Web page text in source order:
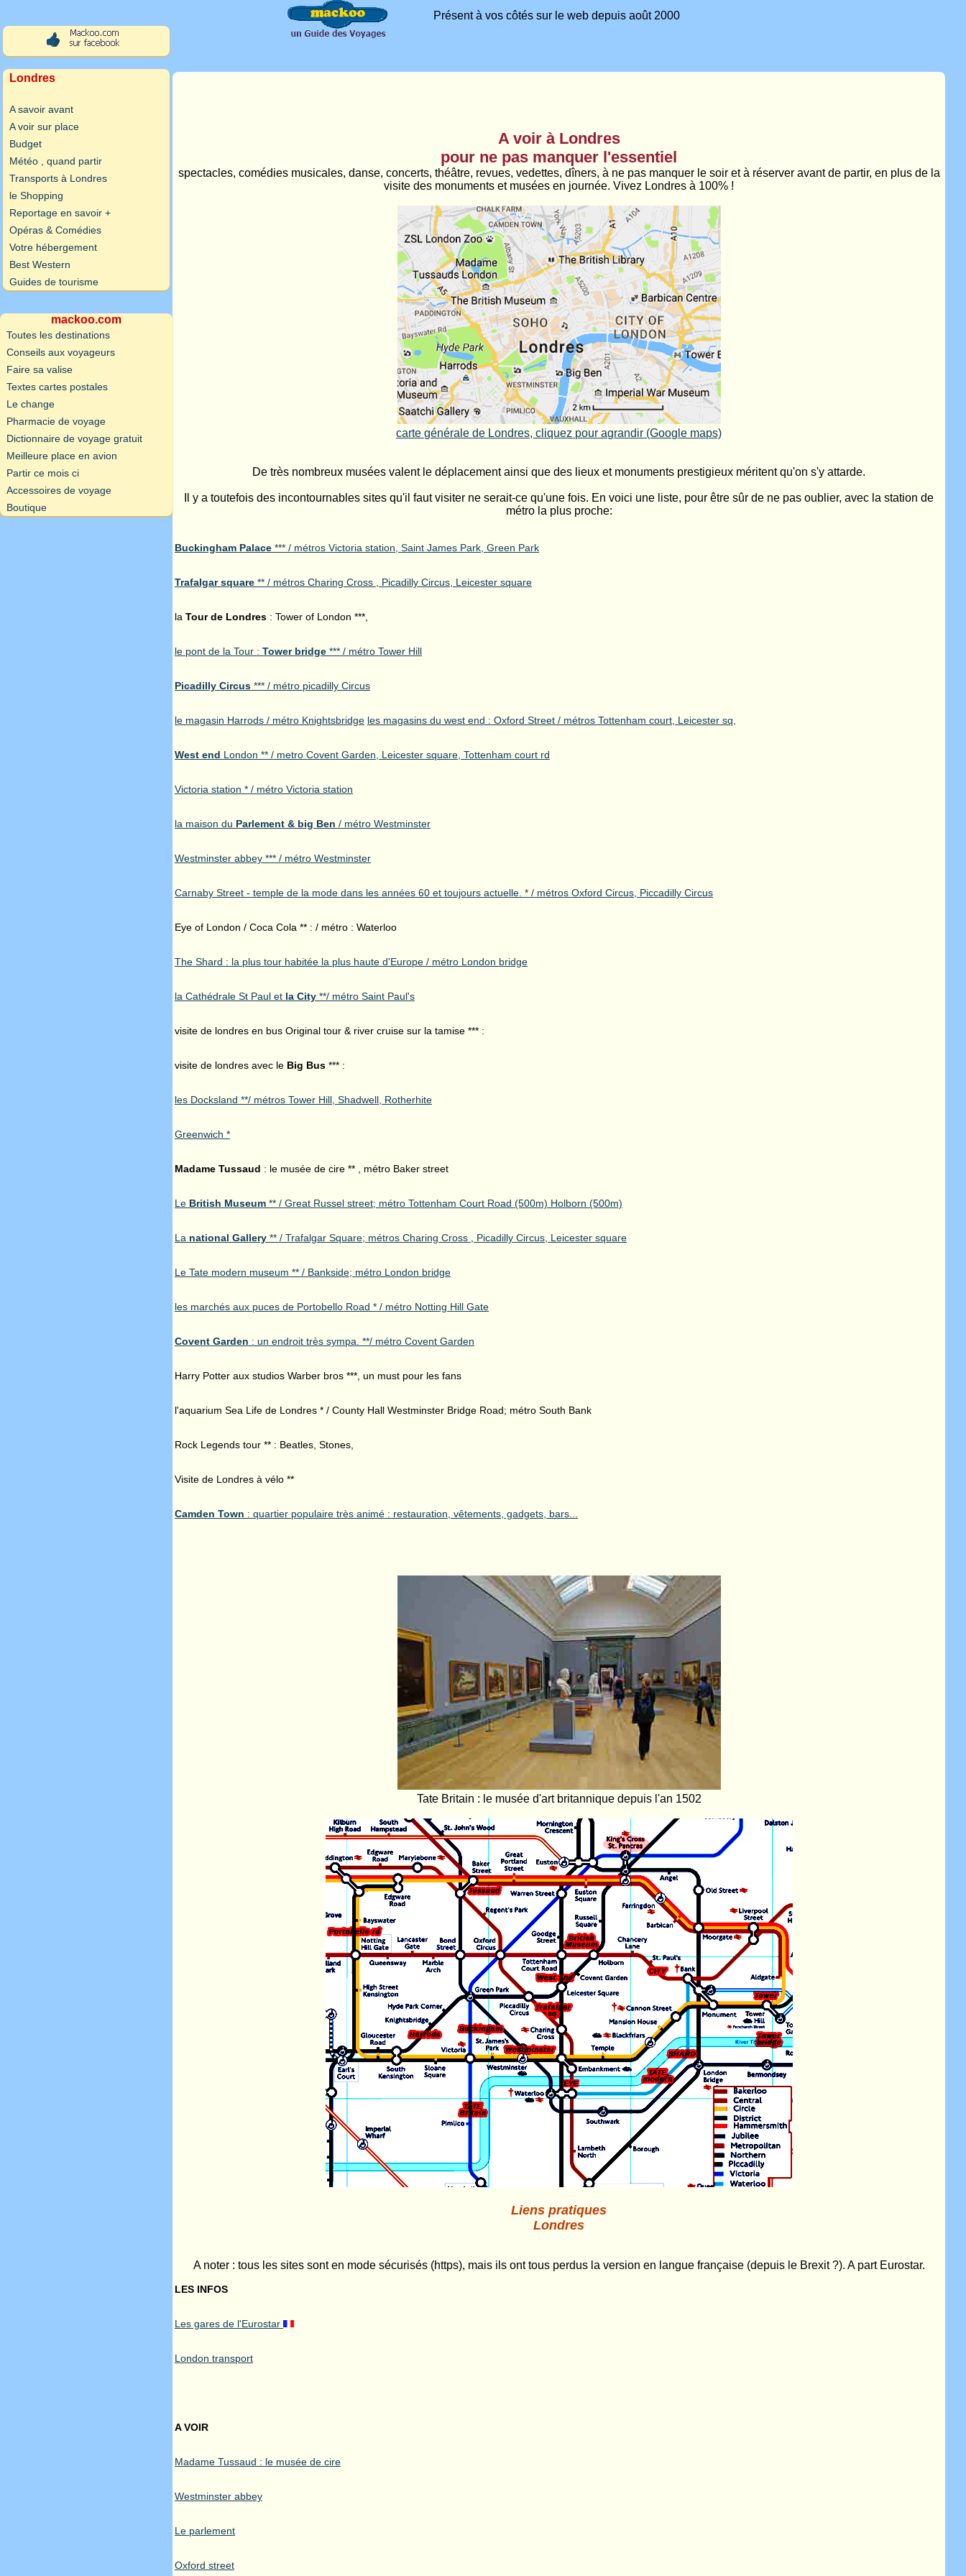
A voir à Londres
pour ne pas manquer l'essentiel
spectacles, comédies musicales, danse, concerts, théâtre, revues, vedettes, dîners, à ne pas manquer le soir et à réserver avant de partir, en plus de la
visite des monuments et musées en journée. Vivez Londres à 100% !
carte générale de Londres, cliquez pour agrandir (Google maps)
De très nombreux musées valent le déplacement ainsi que des lieux et monuments prestigieux méritent qu'on s'y attarde.
Il y a toutefois des incontournables sites qu'il faut visiter ne serait-ce qu'une fois. En voici une liste, pour être sûr de ne pas oublier, avec la station de
métro la plus proche:
Buckingham Palace *** / métros Victoria station, Saint James Park, Green Park
Trafalgar square ** / métros Charing Cross , Picadilly Circus, Leicester square
la Tour de Londres : Tower of London ***,
le pont de la Tour : Tower bridge *** / métro Tower Hill
Picadilly Circus *** / métro picadilly Circus
le magasin Harrods / métro Knightsbridge les magasins du west end : Oxford Street / métros Tottenham court, Leicester sq,
West end London ** / metro Covent Garden, Leicester square, Tottenham court rd
Victoria station * / métro Victoria station
la maison du Parlement & big Ben / métro Westminster
Westminster abbey *** / métro Westminster
Carnaby Street - temple de la mode dans les années 60 et toujours actuelle. * / métros Oxford Circus, Piccadilly Circus
Eye of London / Coca Cola ** : / métro : Waterloo
The Shard : la plus tour habitée la plus haute d'Europe / métro London bridge
la Cathédrale St Paul et la City **/ métro Saint Paul's
visite de londres en bus Original tour & river cruise sur la tamise *** :
visite de londres avec le Big Bus *** :
les Docksland **/ métros Tower Hill, Shadwell, Rotherhite
Greenwich *
Madame Tussaud : le musée de cire ** , métro Baker street
Le British Museum ** / Great Russel street; métro Tottenham Court Road (500m) Holborn (500m)
La national Gallery ** / Trafalgar Square; métros Charing Cross , Picadilly Circus, Leicester square
Le Tate modern museum ** / Bankside; métro London bridge
les marchés aux puces de Portobello Road * / métro Notting Hill Gate
Covent Garden : un endroit très sympa. **/ métro Covent Garden
Harry Potter aux studios Warber bros ***, un must pour les fans
l'aquarium Sea Life de Londres * / County Hall Westminster Bridge Road; métro South Bank
Rock Legends tour ** : Beatles, Stones,
Visite de Londres à vélo **
Camden Town : quartier populaire très animé : restauration, vêtements, gadgets, bars...
Tate Britain : le musée d'art britannique depuis l'an 1502
Liens pratiques
Londres
A noter : tous les sites sont en mode sécurisés (https), mais ils ont tous perdus la version en langue française (depuis le Brexit ?). A part Eurostar.
LES INFOS
Les gares de l'Eurostar
London transport
A VOIR
Madame Tussaud : le musée de cire
Westminster abbey
Le parlement
Oxford street
Londres
A savoir avant
A voir sur place
Budget
Météo , quand partir
Transports à Londres
le Shopping
Reportage en savoir +
Opéras & Comédies
Votre hébergement
Best Western
Guides de tourisme
mackoo.com
Toutes les destinations
Conseils aux voyageurs
Faire sa valise
Textes cartes postales
Le change
Pharmacie de voyage
Dictionnaire de voyage gratuit
Meilleure place en avion
Partir ce mois ci
Accessoires de voyage
Boutique
Présent à vos côtés sur le web depuis août 2000